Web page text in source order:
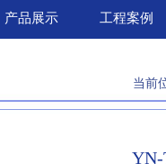
产品展示 工程案例
当前
YN-